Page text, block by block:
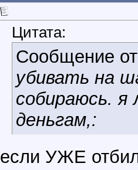
Цитата:
Сообщение
убивать на
собираюсь. я
деньгам,:
если УЖЕ